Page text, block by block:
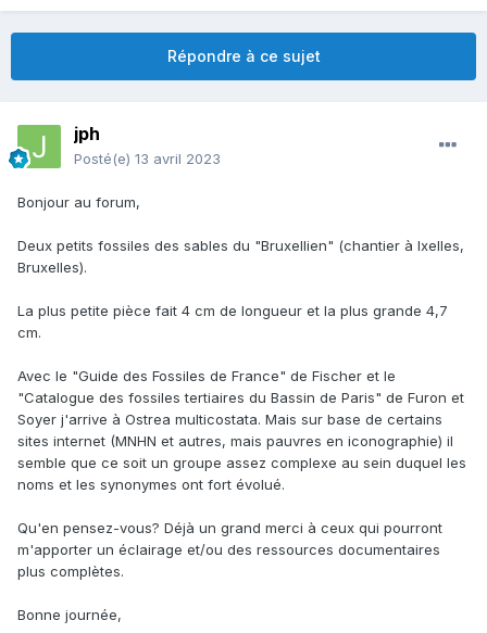
Répondre à ce sujet
jph
Posté(e) 13 avril 2023
Bonjour au forum,
Deux petits fossiles des sables du "Bruxellien" (chantier à Ixelles,
Bruxelles).
La plus petite pièce fait 4 cm de longueur et la plus grande 4,7
cm.
Avec le "Guide des Fossiles de France" de Fischer et le
"Catalogue des fossiles tertiaires du Bassin de Paris" de Furon et
Soyer j'arrive à Ostrea multicostata. Mais sur base de certains
sites internet (MNHN et autres, mais pauvres en iconographie) il
semble que ce soit un groupe assez complexe au sein duquel les
noms et les synonymes ont fort évolué.
Qu'en pensez-vous? Déjà un grand merci à ceux qui pourront
m'apporter un éclairage et/ou des ressources documentaires
plus complètes.
Bonne journée,